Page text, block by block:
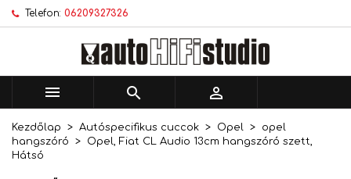
Telefon: 06209327326
  
Kezdőlap Autóspecifikus cuccok Opel
opel
hangszóró
Opel, Fiat CL Audio 13cm hangszóró szett,
Hátsó
Kívánságlistáim ×
Új lista létrehozása
Kívánságlista létrehozása ×
Kívánságlista neve
Bejelentkezés ×
történő mentéséhez.
Mégsem Bejelentkezés